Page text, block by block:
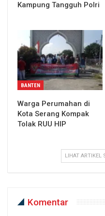
Kampung Tangguh Polri
BANTEN
Warga Perumahan di
Kota Serang Kompak
Tolak RUU HIP
LIHAT ARTIKEL
Komentar